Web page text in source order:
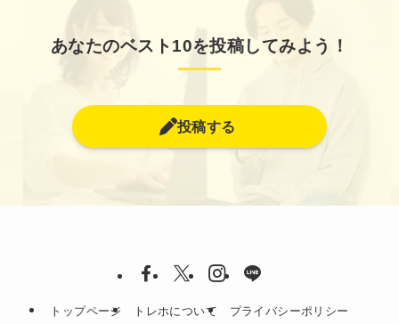
あなたのベスト10を投稿してみよう！
投稿する
トップページ トレホについて プライバシーポリシー